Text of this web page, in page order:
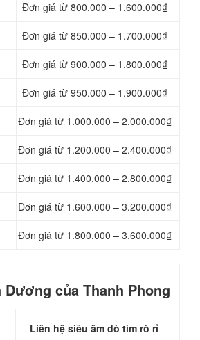
Đơn giá từ 800.000 – 1.600.000₫
Đơn giá từ 850.000 – 1.700.000₫
Đơn giá từ 900.000 – 1.800.000₫
Đơn giá từ 950.000 – 1.900.000₫
Đơn giá từ 1.000.000 – 2.000.000₫
Đơn giá từ 1.200.000 – 2.400.000₫
Đơn giá từ 1.400.000 – 2.800.000₫
Đơn giá từ 1.600.000 – 3.200.000₫
Đơn giá từ 1.800.000 – 3.600.000₫
của Thanh Phong
Liên hệ siêu âm dò tìm rò rỉ